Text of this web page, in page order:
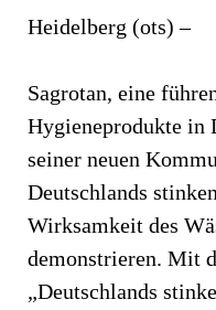
Heidelberg (ots) –
Sagrotan, eine
Hygieneprodukte in
seiner neuen
Deutschlands
Wirksamkeit des
demonstrieren. Mit
„Deutschlands